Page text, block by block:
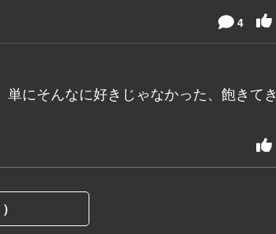
4
にそんなに好きじゃなかった、飽きてき